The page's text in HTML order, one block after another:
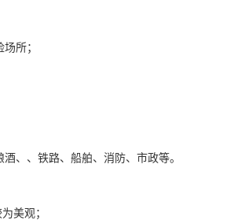
所；
、、铁路、船舶、消防、市政等。
美观；